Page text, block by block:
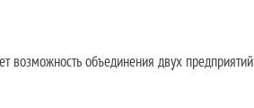
возможность объединения двух предприятий